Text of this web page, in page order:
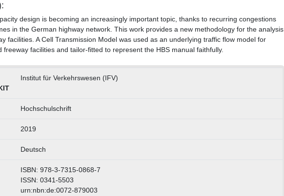
design is becoming an increasingly important topic, thanks to recurring congestions
in the German highway network. This work provides a new methodology for the analysis
facilities. A Cell Transmission Model was used as an underlying traffic flow model for
freeway facilities and tailor-fitted to represent the HBS manual faithfully.
Institut für Verkehrswesen (IFV)
Hochschulschrift
2019
Deutsch
ISBN: 978-3-7315-0868-7
ISSN: 0341-5503
urn:nbn:de:0072-879003